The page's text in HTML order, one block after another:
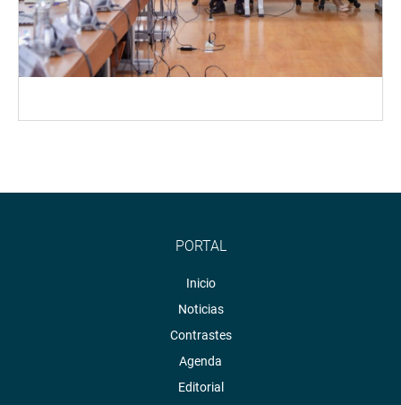
PORTAL
Inicio
Noticias
Contrastes
Agenda
Editorial